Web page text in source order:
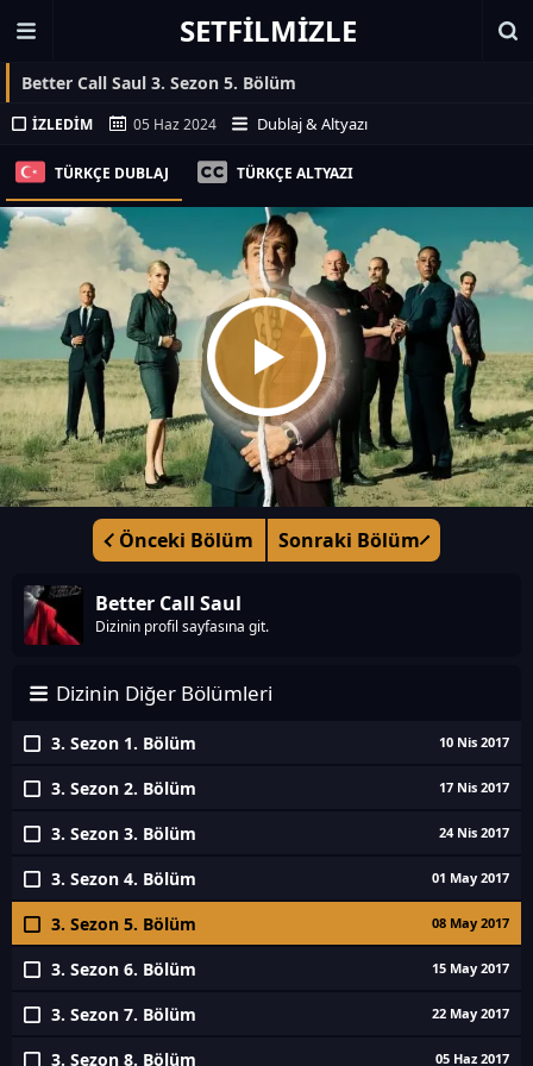
SETFILMIZLE
Better Call Saul 3. Sezon 5. Bölüm
İZLEDIM 05 Haz 2024 Dublaj & Altyazı
TÜRKÇE DUBLAJ TÜRKÇE ALTYAZI
Önceki Bölüm Sonraki Bölüm
Better Call Saul
Dizinin profil sayfasına git.
Dizinin Diğer Bölümleri
3. Sezon 1. Bölüm 10 Nis 2017
3. Sezon 2. Bölüm 17 Nis 2017
3. Sezon 3. Bölüm 24 Nis 2017
3. Sezon 4. Bölüm 01 May 2017
3. Sezon 5. Bölüm 08 May 2017
3. Sezon 6. Bölüm 15 May 2017
3. Sezon 7. Bölüm 22 May 2017
3. Sezon 8. Bölüm 05 Haz 2017